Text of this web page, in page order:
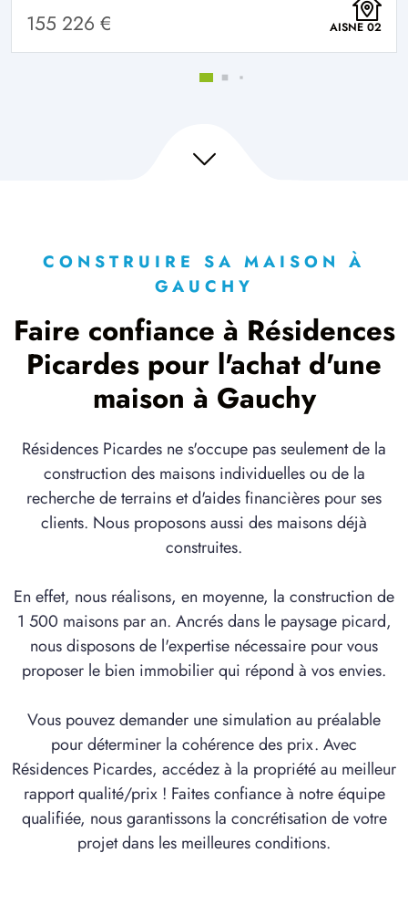
155 226 € AISNE 02
CONSTRUIRE SA MAISON À
GAUCHY
Faire confiance à Résidences
Picardes pour l'achat d'une
maison à Gauchy
Résidences Picardes ne s'occupe pas seulement de la
construction des maisons individuelles ou de la
recherche de terrains et d'aides financières pour ses
clients. Nous proposons aussi des maisons déjà
construites.
En effet, nous réalisons, en moyenne, la construction de
1 500 maisons par an. Ancrés dans le paysage picard,
nous disposons de l'expertise nécessaire pour vous
proposer le bien immobilier qui répond à vos envies.
Vous pouvez demander une simulation au préalable
pour déterminer la cohérence des prix. Avec
Résidences Picardes, accédez à la propriété au meilleur
rapport qualité/prix ! Faites confiance à notre équipe
qualifiée, nous garantissons la concrétisation de votre
projet dans les meilleures conditions.